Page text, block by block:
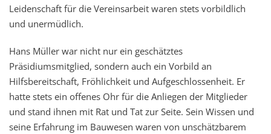
Leidenschaft für die Vereinsarbeit waren stets vorbildlich
und unermüdlich.
Hans Müller war nicht nur ein geschätztes
Präsidiumsmitglied, sondern auch ein Vorbild an
Hilfsbereitschaft, Fröhlichkeit und Aufgeschlossenheit. Er
hatte stets ein offenes Ohr für die Anliegen der Mitglieder
und stand ihnen mit Rat und Tat zur Seite. Sein Wissen und
seine Erfahrung im Bauwesen waren von unschätzbarem